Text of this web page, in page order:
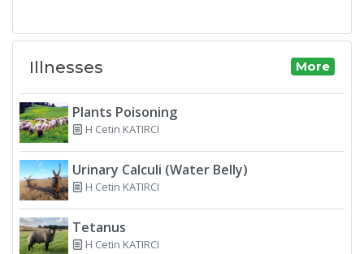
Illnesses More
Plants Poisoning
H Cetin KATIRCI
Urinary Calculi (Water Belly)
H Cetin KATIRCI
Tetanus
H Cetin KATIRCI